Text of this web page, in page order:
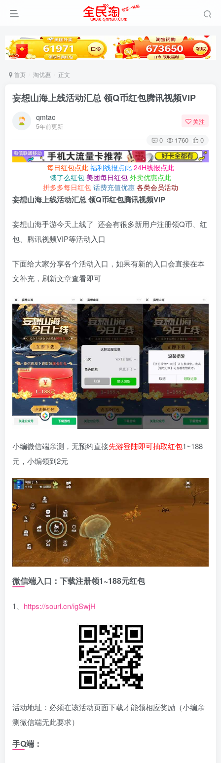
首页 淘优惠 正文
妄想山海上线活动汇总 领Q币红包腾讯视频VIP
qmtao
5年前更新
关注
0 1760 0
每日红包点此 福利线报点此 24H线报点此
饿了么红包 美团每日红包 外卖优惠点此
拼多多每日红包 话费充值优惠 各类会员活动
妄想山海上线活动汇总 领Q币红包腾讯视频VIP
妄想山海手游今天上线了 还会有很多新用户注册领Q币、红
包、腾讯视频VIP等活动入口
下面给大家分享各个活动入口，如果有新的入口会直接在本
文补充，刷新文章查看即可
小编微信端亲测，无预约直接先游登陆即可抽取红包1~188
元，小编领到2元
微信端入口：下载注册领1~188元红包
1、 https://sourl.cn/igSwjH
活动地址：必须在该活动页面下载才能领相应奖励（小编亲
测微信端无此要求）
手Q端：